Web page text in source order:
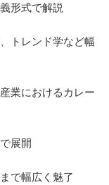
形式で解説
トレンド学など幅
業におけるカレー
展開
で幅広く魅了